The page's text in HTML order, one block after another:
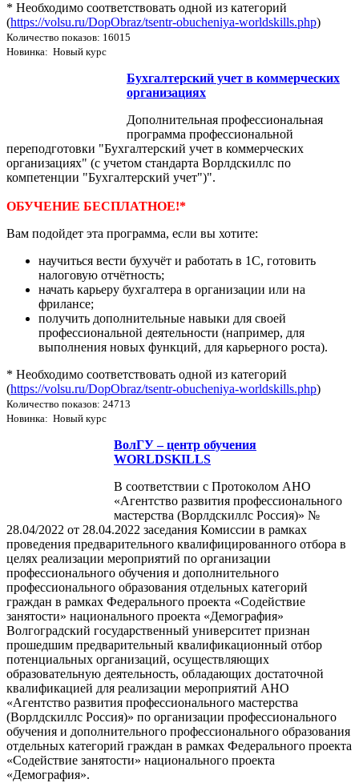
* Необходимо соответствовать одной из категорий
(https://volsu.ru/DopObraz/tsentr-obucheniya-worldskills.php)
Количество показов: 16015
Новинка: Новый курс
Бухгалтерский учет в коммерческих
организациях
Дополнительная профессиональная
программа профессиональной
переподготовки "Бухгалтерский учет в коммерческих
организациях" (с учетом стандарта Ворлдскиллс по
компетенции "Бухгалтерский учет")".
ОБУЧЕНИЕ БЕСПЛАТНОЕ!*
Вам подойдет эта программа, если вы хотите:
научиться вести бухучёт и работать в 1С, готовить
налоговую отчётность;
начать карьеру бухгалтера в организации или на
фрилансе;
получить дополнительные навыки для своей
профессиональной деятельности (например, для
выполнения новых функций, для карьерного роста).
* Необходимо соответствовать одной из категорий
(https://volsu.ru/DopObraz/tsentr-obucheniya-worldskills.php)
Количество показов: 24713
Новинка: Новый курс
ВолГУ – центр обучения
WORLDSKILLS
В соответствии с Протоколом АНО
«Агентство развития профессионального
мастерства (Ворлдскиллс Россия)» №
28.04/2022 от 28.04.2022 заседания Комиссии в рамках
проведения предварительного квалифицированного отбора в
целях реализации мероприятий по организации
профессионального обучения и дополнительного
профессионального образования отдельных категорий
граждан в рамках Федерального проекта «Содействие
занятости» национального проекта «Демография»
Волгоградский государственный университет признан
прошедшим предварительный квалификационный отбор
потенциальных организаций, осуществляющих
образовательную деятельность, обладающих достаточной
квалификацией для реализации мероприятий АНО
«Агентство развития профессионального мастерства
(Ворлдскиллс Россия)» по организации профессионального
обучения и дополнительного профессионального образования
отдельных категорий граждан в рамках Федерального проекта
«Содействие занятости» национального проекта
«Демография».